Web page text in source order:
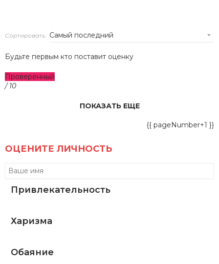
Сортировать:
Будьте первым кто поставит оценку
Проверенный
/ 10
ПОКАЗАТЬ ЕЩЕ
{{ pageNumber+1 }}
ОЦЕНИТЕ ЛИЧНОСТЬ
Привлекательность
Харизма
Обаяние